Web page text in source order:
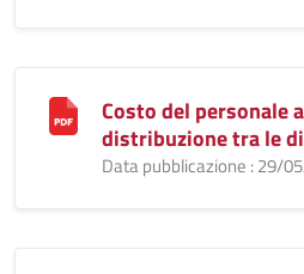
Costo del personale
distribuzione tra le
Data pubblicazione : 29/